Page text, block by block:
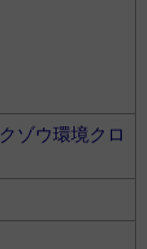
ゾウ環境クロ